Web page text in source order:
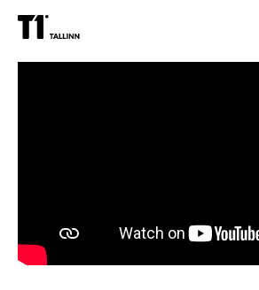
Live
from